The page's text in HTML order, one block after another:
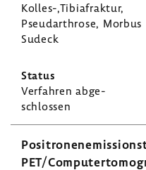
Kolles-,Tibiafraktur,
Pseu­dar­throse, Morbus
Sudeck
Verfahren abge­
schlossen
PET/